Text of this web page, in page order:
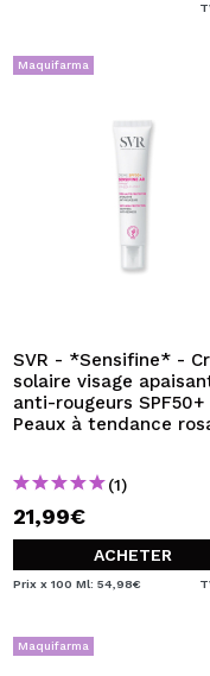
Maquifarma
SVR - *Sensifine* -
solaire visage
anti-rougeurs SPF50+
Peaux à tendance
(1)
21,99€
ACHETER
Prix x 100 Ml: 54,98€
Maquifarma